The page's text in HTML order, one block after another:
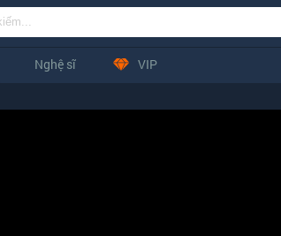
Nghệ sĩ VIP